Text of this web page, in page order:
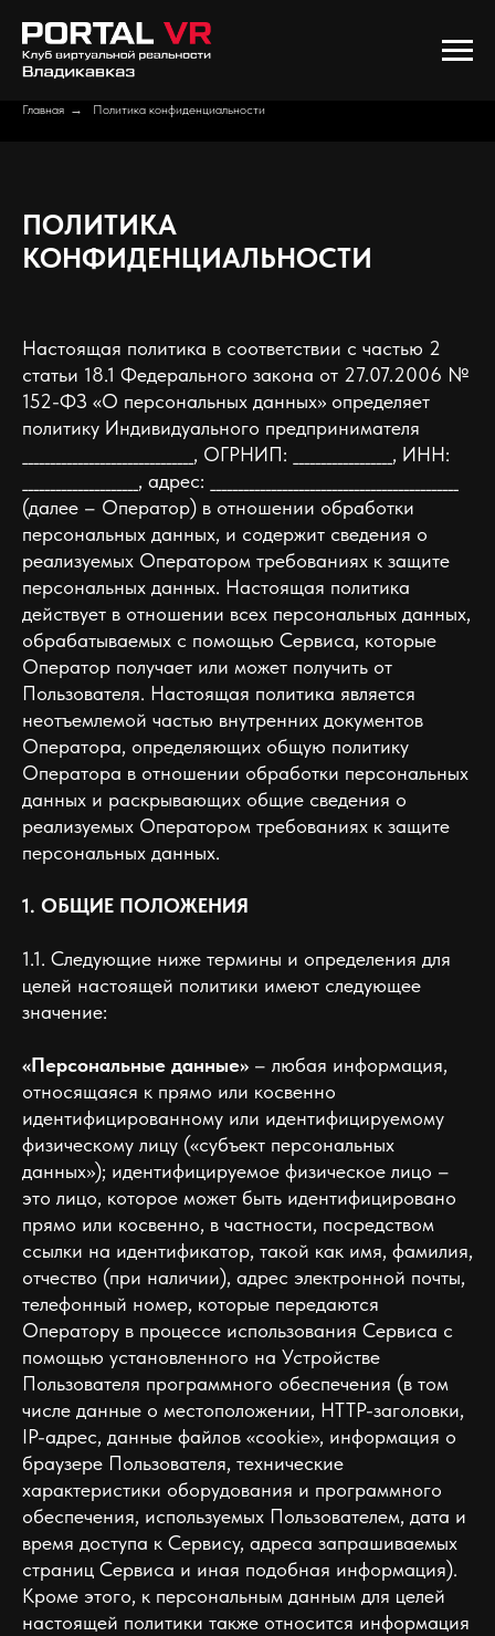
Главная → Политика конфиденциальности
ПОЛИТИКА
КОНФИДЕНЦИАЛЬНОСТИ
Настоящая политика в соответствии с частью 2
статьи 18.1 Федерального закона от 27.07.2006 №
152-ФЗ «О персональных данных» определяет
политику Индивидуального предпринимателя
_______________________________, ОГРНИП: __________________, ИНН:
_____________________, адрес: _____________________________________________
(далее – Оператор) в отношении обработки
персональных данных, и содержит сведения о
реализуемых Оператором требованиях к защите
персональных данных. Настоящая политика
действует в отношении всех персональных данных,
обрабатываемых с помощью Сервиса, которые
Оператор получает или может получить от
Пользователя. Настоящая политика является
неотъемлемой частью внутренних документов
Оператора, определяющих общую политику
Оператора в отношении обработки персональных
данных и раскрывающих общие сведения о
реализуемых Оператором требованиях к защите
персональных данных.
1. ОБЩИЕ ПОЛОЖЕНИЯ
1.1. Следующие ниже термины и определения для
целей настоящей политики имеют следующее
значение:
«Персональные данные» – любая информация,
относящаяся к прямо или косвенно
идентифицированному или идентифицируемому
физическому лицу («субъект персональных
данных»); идентифицируемое физическое лицо –
это лицо, которое может быть идентифицировано
прямо или косвенно, в частности, посредством
ссылки на идентификатор, такой как имя, фамилия,
отчество (при наличии), адрес электронной почты,
телефонный номер, которые передаются
Оператору в процессе использования Сервиса с
помощью установленного на Устройстве
Пользователя программного обеспечения (в том
числе данные о местоположении, HTTP-заголовки,
IP-адрес, данные файлов «cookie», информация о
браузере Пользователя, технические
характеристики оборудования и программного
обеспечения, используемых Пользователем, дата и
время доступа к Сервису, адреса запрашиваемых
страниц Сервиса и иная подобная информация).
Кроме этого, к персональным данным для целей
настоящей политики также относится информация